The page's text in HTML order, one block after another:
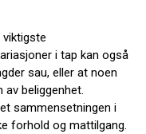
viktigste
i tap kan også
sau, eller at noen
beliggenhet.
sammensetningen i
forhold og mattilgang.